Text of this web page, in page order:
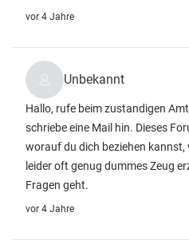
vor 4 Jahre
Unbekannt
Hallo, rufe beim zustandigen
schriebe eine Mail hin. Dieses
worauf du dich beziehen kannst,
leider oft genug dummes Zeug
Fragen geht.
vor 4 Jahre